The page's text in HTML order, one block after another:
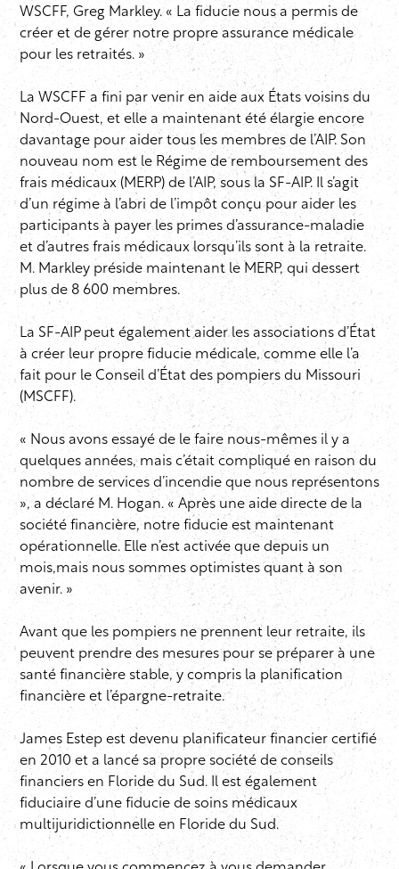
WSCFF, Greg Markley. « La fiducie nous a permis de
créer et de gérer notre propre assurance médicale
pour les retraités. »
La WSCFF a fini par venir en aide aux États voisins du
Nord-Ouest, et elle a maintenant été élargie encore
davantage pour aider tous les membres de l’AIP. Son
nouveau nom est le Régime de remboursement des
frais médicaux (MERP) de l’AIP, sous la SF-AIP. Il s’agit
d’un régime à l’abri de l’impôt conçu pour aider les
participants à payer les primes d’assurance-maladie
et d’autres frais médicaux lorsqu’ils sont à la retraite.
M. Markley préside maintenant le MERP, qui dessert
plus de 8 600 membres.
La SF-AIP peut également aider les associations d’État
à créer leur propre fiducie médicale, comme elle l’a
fait pour le Conseil d’État des pompiers du Missouri
(MSCFF).
« Nous avons essayé de le faire nous-mêmes il y a
quelques années, mais c’était compliqué en raison du
nombre de services d’incendie que nous représentons
», a déclaré M. Hogan. « Après une aide directe de la
société financière, notre fiducie est maintenant
opérationnelle. Elle n’est activée que depuis un
mois,mais nous sommes optimistes quant à son
avenir. »
Avant que les pompiers ne prennent leur retraite, ils
peuvent prendre des mesures pour se préparer à une
santé financière stable, y compris la planification
financière et l’épargne-retraite.
James Estep est devenu planificateur financier certifié
en 2010 et a lancé sa propre société de conseils
financiers en Floride du Sud. Il est également
fiduciaire d’une fiducie de soins médicaux
multijuridictionnelle en Floride du Sud.